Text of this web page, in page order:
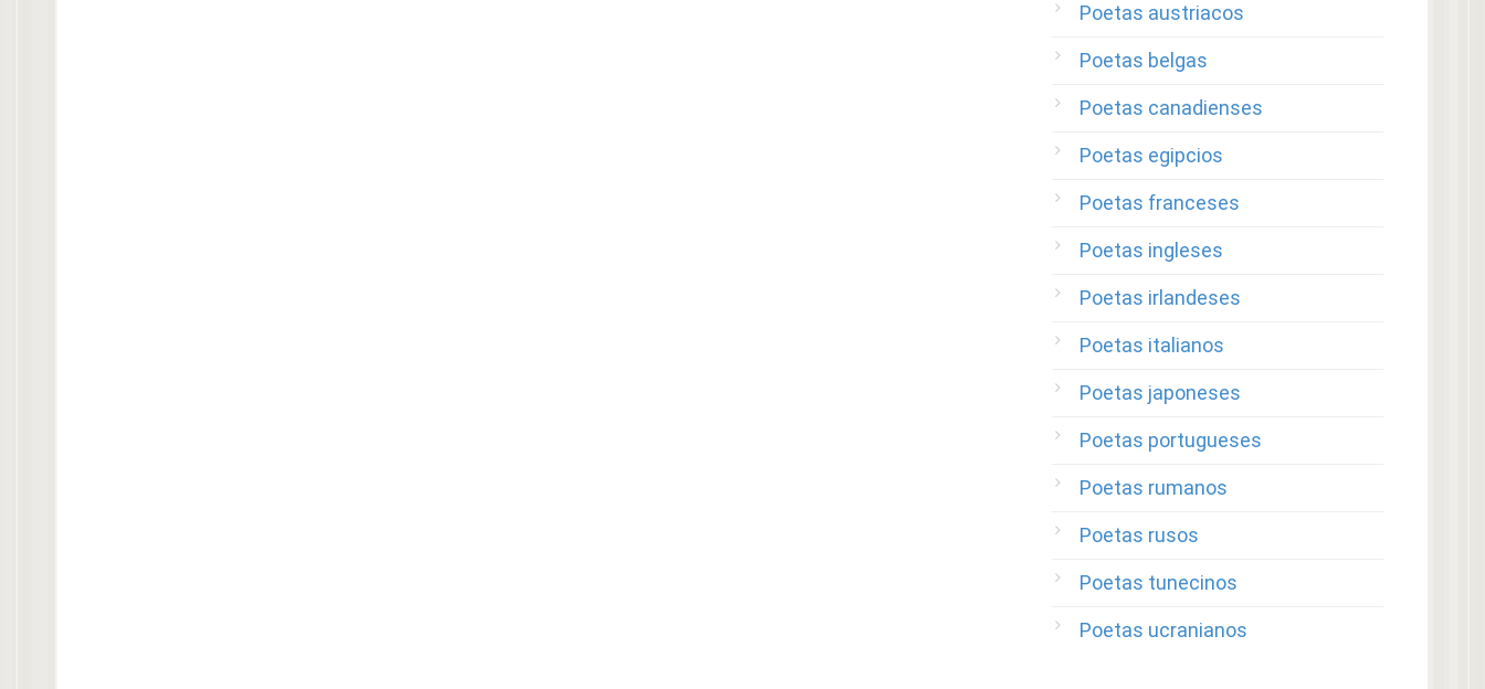
Poetas austriacos
Poetas belgas
Poetas canadienses
Poetas egipcios
Poetas franceses
Poetas ingleses
Poetas irlandeses
Poetas italianos
Poetas japoneses
Poetas portugueses
Poetas rumanos
Poetas rusos
Poetas tunecinos
Poetas ucranianos